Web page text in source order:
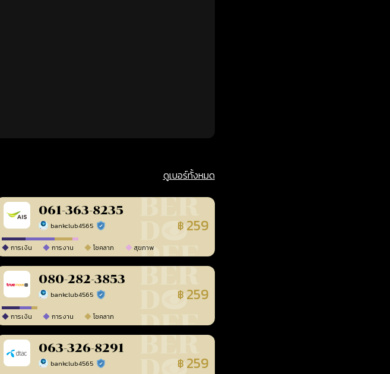
ดูเบอร์ทั้งหมด
061-363-8235
bankclub4565 ร้านยืนยันแล้ว ฿ 259
การเงิน การงาน โชคลาภ สุขภาพ
080-282-3853
bankclub4565 ร้านยืนยันแล้ว ฿ 259
การเงิน การงาน โชคลาภ
063-326-8291
bankclub4565 ร้านยืนยันแล้ว ฿ 259